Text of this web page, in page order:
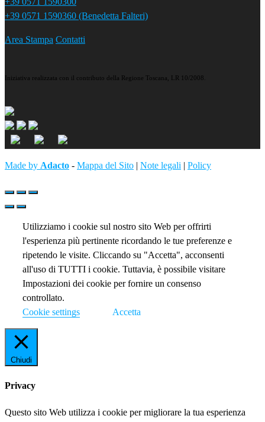
+39 0571 1590360 (Benedetta Falteri)
Area Stampa Contatti
Iniziativa realizzata con il contributo della Regione Toscana, LR 10/2008.
Made by Adacto - Mappa del Sito | Note legali | Policy
Utilizziamo i cookie sul nostro sito Web per offrirti
l'esperienza più pertinente ricordando le tue preferenze e
ripetendo le visite. Cliccando su "Accetta", acconsenti
all'uso di TUTTI i cookie. Tuttavia, è possibile visitare
Impostazioni dei cookie per fornire un consenso
controllato.
Cookie settings
Accetta
Chiudi
Privacy
Questo sito Web utilizza i cookie per migliorare la tua esperienza